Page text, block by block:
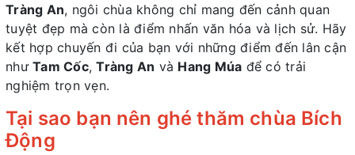
Tràng An, ngôi chùa không chỉ mang đến cảnh quan
tuyệt đẹp mà còn là điểm nhấn văn hóa và lịch sử. Hãy
kết hợp chuyến đi của bạn với những điểm đến lân cận
như Tam Cốc,Tràng An và Hang Múa để có trải
nghiệm trọn vẹn.
Tại sao bạn nên ghé thăm chùa Bích
Động